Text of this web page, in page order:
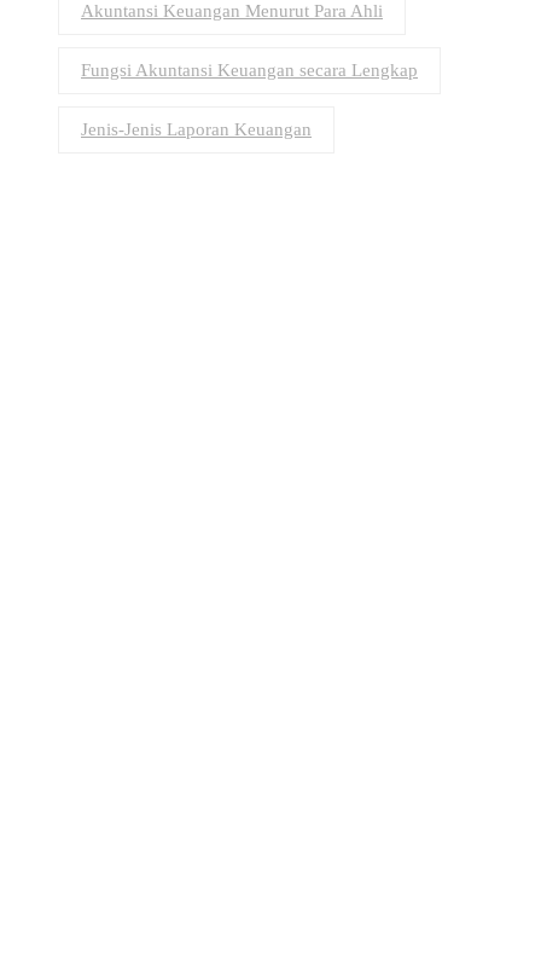
Akuntansi Keuangan Menurut Para Ahli
Fungsi Akuntansi Keuangan secara Lengkap
Jenis-Jenis Laporan Keuangan